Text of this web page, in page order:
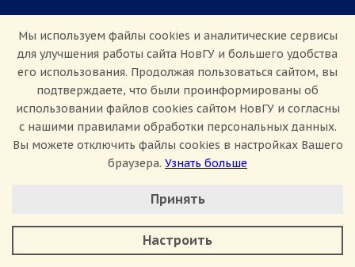
СМИ
ул. Большая Санкт-Петербургская, 41, каб.
1101, 1103
Приемная комиссия: +7(8162)33-20-44
Сведения об образовательной организации
Политика конфиденциальности
Сведения о доходах
Мы используем файлы cookies и аналитические сервисы
для улучшения работы сайта НовГУ и большего удобства
его использования. Продолжая пользоваться сайтом, вы
подтверждаете, что были проинформированы об
использовании файлов cookies сайтом НовГУ и согласны
с нашими правилами обработки персональных данных.
Вы можете отключить файлы cookies в настройках Вашего
браузера. Узнать больше
Минимальные
Аналитические/Функциональные
Принять
Настроить